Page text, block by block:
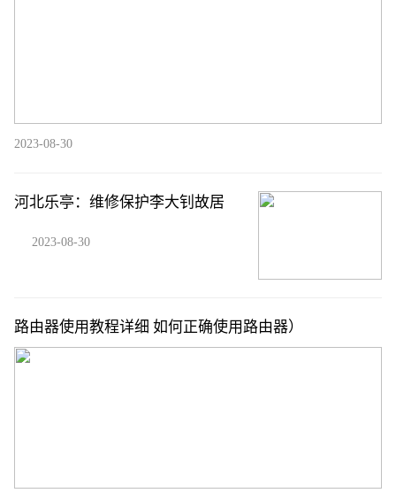
2023-08-30
河北乐亭：维修保护李大钊故居
2023-08-30
路由器使用教程详细 如何正确使用路由器）